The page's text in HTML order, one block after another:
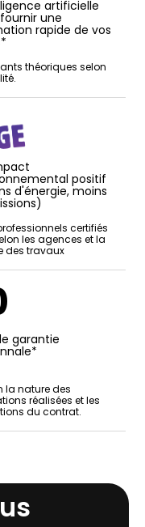
artificielle
une
rapide de vos
théoriques selon
positif
d'énergie, moins
certifiés
les agences et la
des travaux
garantie
la nature des
réalisées et les
du contrat.